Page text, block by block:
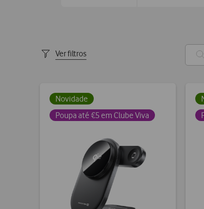
Ver filtros
Novidade
Poupa até €5 em Clube Viva